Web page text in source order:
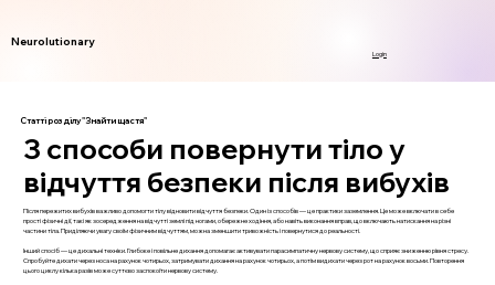
Neurolutionary
Login
Статті розділу "Знайти щастя"
3 способи повернути тіло у
відчуття безпеки після вибухів
Після пережитих вибухів важливо допомогти тілу відновити відчуття безпеки. Один із способів — це практики заземлення. Це може включати в себе
прості фізичні дії, такі як зосередження на відчутті землі під ногами, обережне ходіння, або навіть виконання вправ, що включають натискання на різні
частини тіла. Приділяючи увагу своїм фізичним відчуттям, можна зменшити тривожність і повернутися до реальності.
Інший спосіб — це дихальні техніки. Глибоке і повільне дихання допомагає активувати парасимпатичну нервову систему, що сприяє зниженню рівня стресу.
Спробуйте дихати через носа на рахунок чотирьох, затримувати дихання на рахунок чотирьох, а потім видихати через рот на рахунок восьми. Повторення
цього циклу кілька разів може суттєво заспокоїти нервову систему.